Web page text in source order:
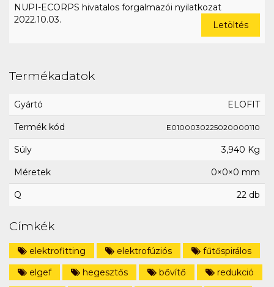
NUPI-ECORPS hivatalos forgalmazói nyilatkozat
2022.10.03.
Letöltés
Termékadatok
Gyártó ELOFIT
Termék kód E0100030225020000110
Súly 3,940 Kg
Méretek 0×0×0 mm
Q 22 db
Címkék
elektrofitting elektrofúziós
fűtőspirálos
elgef
hegesztős bővítő
redukció